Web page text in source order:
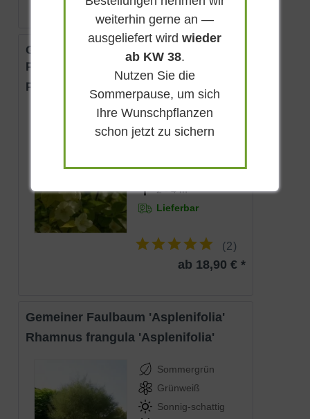
Gelber Europäischer
Pfeifenstrauch
Philadelphus coronarius 'Aureus'
Sommergrün
Weiß
Mai - Juni
2 - 4 m
Lieferbar
(2)
ab 18,90 € *
Gemeiner Faulbaum 'Asplenifolia'
Rhamnus frangula 'Asplenifolia'
Sommergrün
Grünweiß
Sonnig-schattig
weiterhin gerne an —
ausgeliefert wirdwieder
ab KW 38.
Nutzen Sie die
Sommerpause, um sich
Ihre Wunschpflanzen
schon jetzt zu sichern